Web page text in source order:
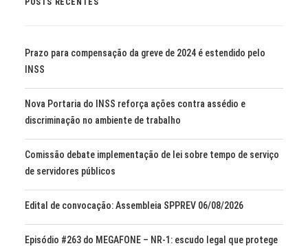
POSTS RECENTES
Prazo para compensação da greve de 2024 é estendido pelo
INSS
Nova Portaria do INSS reforça ações contra assédio e
discriminação no ambiente de trabalho
Comissão debate implementação de lei sobre tempo de serviço
de servidores públicos
Edital de convocação: Assembleia SPPREV 06/08/2026
Episódio #263 do MEGAFONE – NR-1: escudo legal que protege